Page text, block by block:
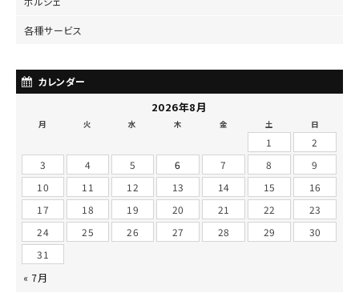
各種サービス
カレンダー
2026年8月
月 火 水 木 金 土 日
1
2
3
4 5 6 7 8
9
10
11 12 13 14 15
16
17
18 19 20 21 22
23
24
25 26 27 28 29
30
31
« 7月